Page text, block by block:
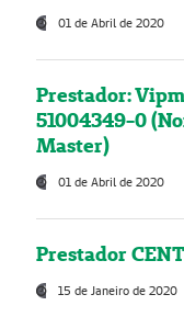
01 de Abril de 2020
Prestador:
51004349-0
Master)
01 de Abril de 2020
Prestador
15 de Janeiro de 2020